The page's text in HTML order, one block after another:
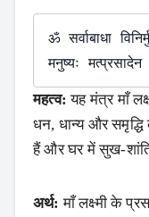
ॐ सर्वाबाधा
महत्व: यह मंत्र माँ
धन, धान्य और समृद्धि
हैं और घर में सुख-
अर्थ: माँ लक्ष्मी के